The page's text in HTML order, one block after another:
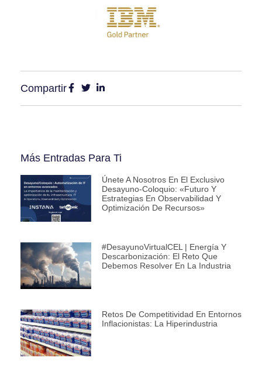
Compartir
Más Entradas Para Ti
Únete A Nosotros En El Exclusivo
Desayuno-Coloquio: «Futuro Y
Estrategias En Observabilidad Y
Optimización De Recursos»
#DesayunoVirtualCEL | Energía Y
Descarbonización: El Reto Que
Debemos Resolver En La Industria
Retos De Competitividad En Entornos
Inflacionistas: La Hiperindustria